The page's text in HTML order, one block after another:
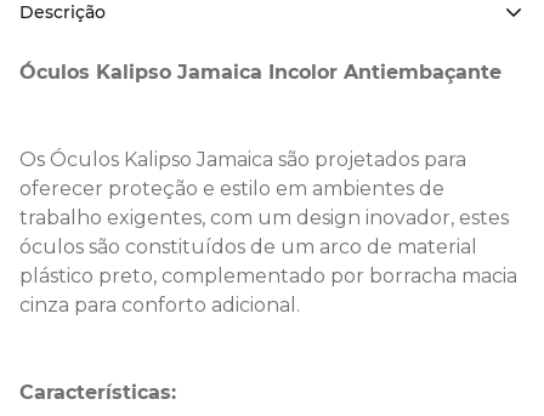
Descrição
Óculos Kalipso Jamaica Incolor Antiembaçante
Os Óculos Kalipso Jamaica são projetados para
oferecer proteção e estilo em ambientes de
trabalho exigentes, com um design inovador, estes
óculos são constituídos de um arco de material
plástico preto, complementado por borracha macia
cinza para conforto adicional.
Características: